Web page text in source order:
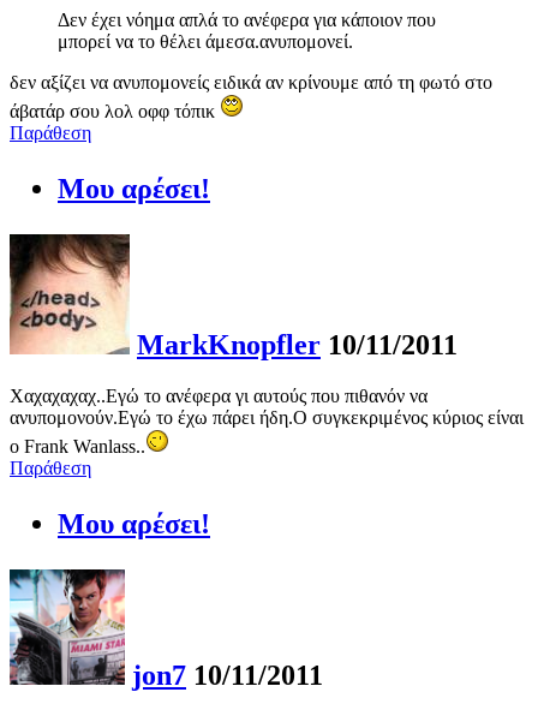
Δεν έχει νόημα απλά το ανέφερα για κάποιον που
μπορεί να το θέλει άμεσα.ανυπομονεί.
δεν αξίζει να ανυπομονείς ειδικά αν κρίνουμε από τη φωτό στο
άβατάρ σου λολ οφφ τόπικ
Παράθεση
Μου αρέσει!
MarkKnopfler 10/11/2011
Χαχαχαχαχ..Εγώ το ανέφερα γι αυτούς που πιθανόν να
ανυπομονούν.Εγώ το έχω πάρει ήδη.Ο συγκεκριμένος κύριος είναι
ο Frank Wanlass..
Παράθεση
Μου αρέσει!
jon7 10/11/2011